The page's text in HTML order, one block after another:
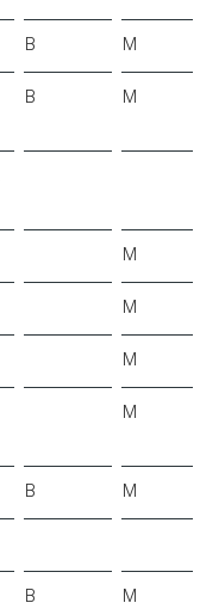
B M
B M
M
M
M
M
B M
B M